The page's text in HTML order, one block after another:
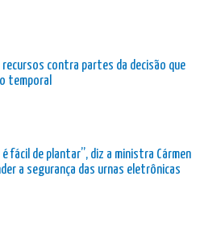
recursos contra partes da decisão que
temporal
é fácil de plantar”, diz a ministra Cármen
a segurança das urnas eletrônicas